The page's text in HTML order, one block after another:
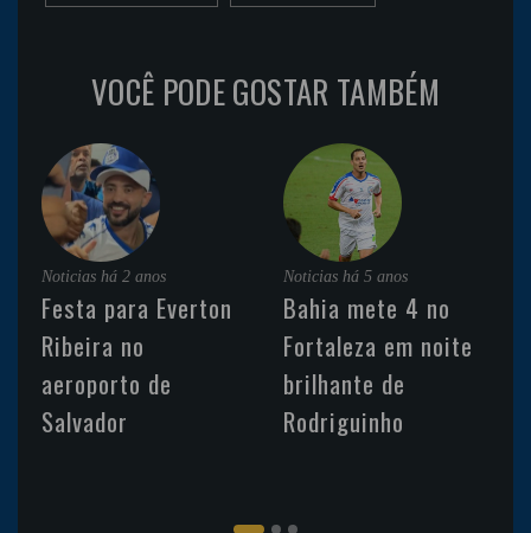
VOCÊ PODE GOSTAR TAMBÉM
Noticias há 2 anos
Festa para Everton
Ribeira no
aeroporto de
Salvador
Noticias há 5 anos
Bahia mete 4 no
Fortaleza em noite
brilhante de
Rodriguinho